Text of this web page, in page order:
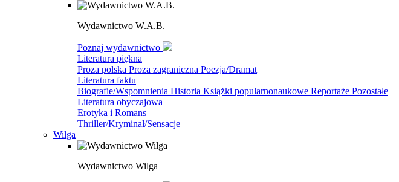
Wydawnictwo W.A.B.
Poznaj wydawnictwo
Literatura piękna
Proza polska Proza zagraniczna Poezja/Dramat
Literatura faktu
Biografie/Wspomnienia Historia Książki popularnonaukowe Reportaże Pozostałe
Literatura obyczajowa
Erotyka i Romans
Thriller/Kryminał/Sensacje
Wilga
Wydawnictwo Wilga